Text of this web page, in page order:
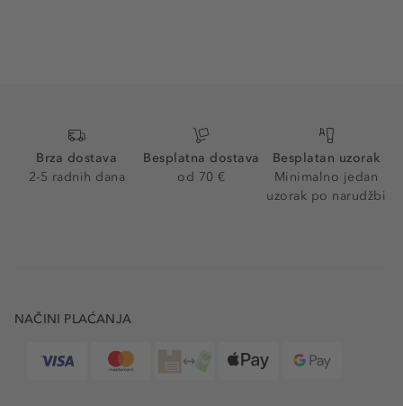
Brza dostava
2-5 radnih dana
Besplatna dostava
od 70 €
Besplatan uzorak
Minimalno jedan
uzorak po narudžbi
NAČINI PLAĆANJA